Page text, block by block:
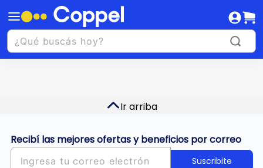
Ir arriba
Recibí las mejores ofertas y beneficios por correo
Suscribite